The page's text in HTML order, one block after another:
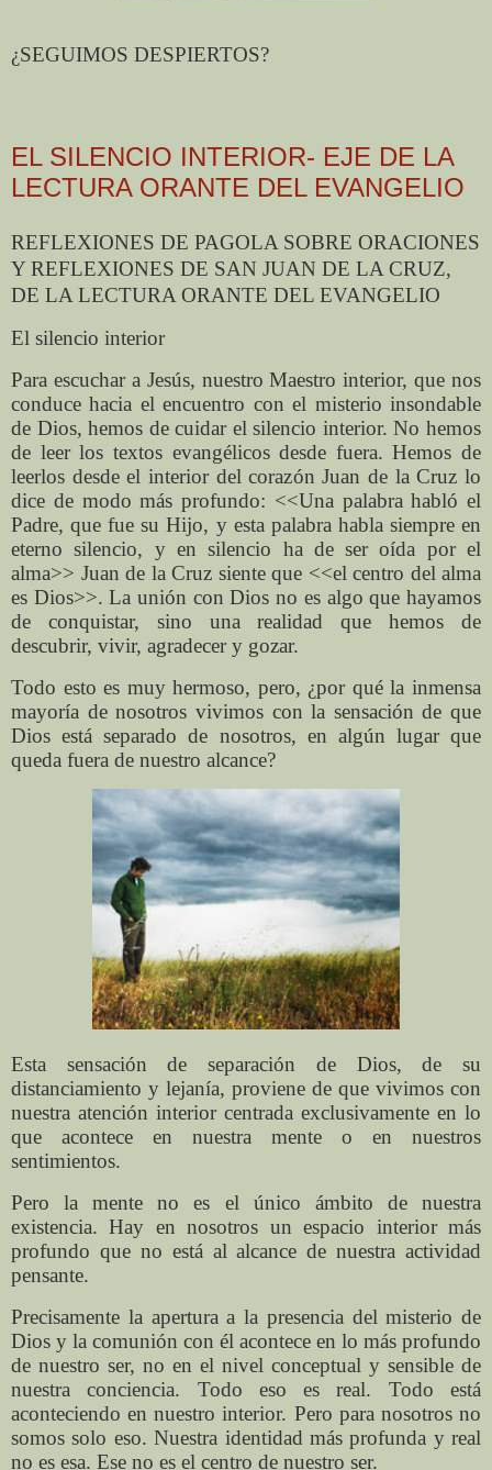
¿SEGUIMOS DESPIERTOS?
EL SILENCIO INTERIOR- EJE DE LA
LECTURA ORANTE DEL EVANGELIO
REFLEXIONES DE PAGOLA SOBRE ORACIONES
Y REFLEXIONES DE SAN JUAN DE LA CRUZ,
DE LA LECTURA ORANTE DEL EVANGELIO
El silencio interior
Para escuchar a Jesús, nuestro Maestro interior, que nos
conduce hacia el encuentro con el misterio insondable
de Dios, hemos de cuidar el silencio interior. No hemos
de leer los textos evangélicos desde fuera. Hemos de
leerlos desde el interior del corazón Juan de la Cruz lo
dice de modo más profundo: <<Una palabra habló el
Padre, que fue su Hijo, y esta palabra habla siempre en
eterno silencio, y en silencio ha de ser oída por el
alma>> Juan de la Cruz siente que <<el centro del alma
es Dios>>. La unión con Dios no es algo que hayamos
de conquistar, sino una realidad que hemos de
descubrir, vivir, agradecer y gozar.
Todo esto es muy hermoso, pero, ¿por qué la inmensa
mayoría de nosotros vivimos con la sensación de que
Dios está separado de nosotros, en algún lugar que
queda fuera de nuestro alcance?
Esta sensación de separación de Dios, de su
distanciamiento y lejanía, proviene de que vivimos con
nuestra atención interior centrada exclusivamente en lo
que acontece en nuestra mente o en nuestros
sentimientos.
Pero la mente no es el único ámbito de nuestra
existencia. Hay en nosotros un espacio interior más
profundo que no está al alcance de nuestra actividad
pensante.
Precisamente la apertura a la presencia del misterio de
Dios y la comunión con él acontece en lo más profundo
de nuestro ser, no en el nivel conceptual y sensible de
nuestra conciencia. Todo eso es real. Todo está
aconteciendo en nuestro interior. Pero para nosotros no
somos solo eso. Nuestra identidad más profunda y real
no es esa. Ese no es el centro de nuestro ser.